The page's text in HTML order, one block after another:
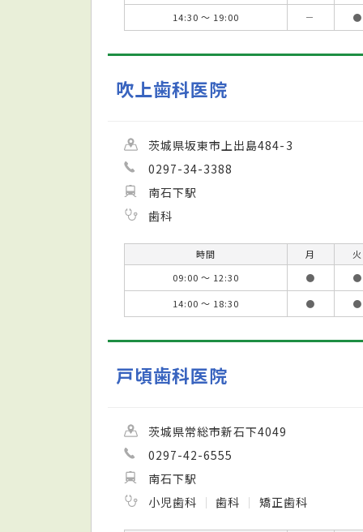
14:30 ～ 19:00
－ ●
吹上歯科医院
茨城県坂東市上出島484-3
0297-34-3388
南石下駅
歯科
時間 月 火
09:00 ～ 12:30
● ●
14:00 ～ 18:30
● ●
戸頃歯科医院
茨城県常総市新石下4049
0297-42-6555
南石下駅
小児歯科
歯科 矯正歯科